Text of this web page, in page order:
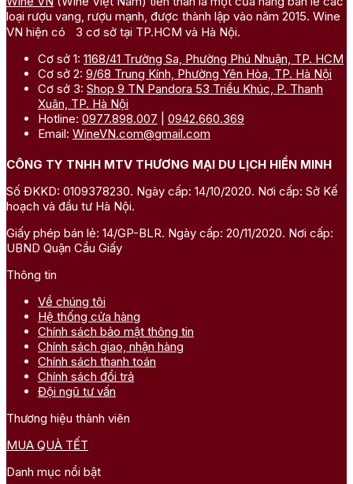
loại rượu vang, rượu mạnh, được thành lập vào năm 2015. Wine
VN hiện có 3 cơ sở tại TP.HCM và Hà Nội.
Cơ sở 1: 1168/41 Trường Sa, Phường Phú Nhuận, TP. HCM
Cơ sở 2: 9/68 Trung Kính, Phường Yên Hòa, TP. Hà Nội
Cơ sở 3: Shop 9 TN Pandora 53 Triều Khúc, P. Thanh
Xuân, TP. Hà Nội
Hotline: 0977.898.007
0942.660.369
Email: WineVN.com@gmail.com
CÔNG TY TNHH MTV THƯƠNG MẠI DU LỊCH HIỀN MINH
Số ĐKKD: 0109378230. Ngày cấp: 14/10/2020. Nơi cấp: Sở Kế
hoạch và đầu tư Hà Nội.
Giấy phép bán lẻ: 14/GP-BLR. Ngày cấp: 20/11/2020. Nơi cấp:
UBND Quận Cầu Giấy
Thông tin
Về chúng tôi
Hệ thống cửa hàng
Chính sách bảo mật thông tin
Chính sách giao, nhận hàng
Chính sách thanh toán
Chính sách đổi trả
Đội ngũ tư vấn
Thương hiệu thành viên
MUA QUÀ TẾT
Danh mục nổi bật